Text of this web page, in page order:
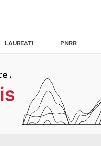
LAUREATI PNRR